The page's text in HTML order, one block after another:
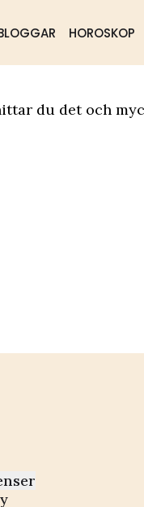
HOROSKOP
du det och